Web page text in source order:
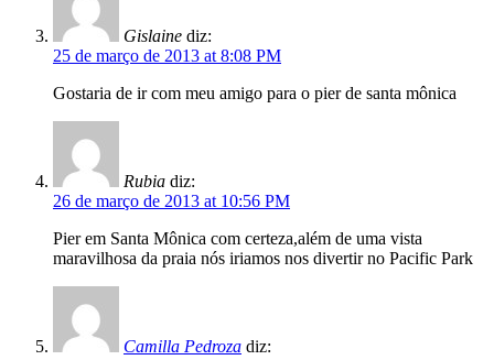
Gislaine diz:
25 de março de 2013 at 8:08 PM
Gostaria de ir com meu amigo para o pier de santa mônica
Rubia diz:
26 de março de 2013 at 10:56 PM
Pier em Santa Mônica com certeza,além de uma vista
maravilhosa da praia nós iriamos nos divertir no Pacific Park
Camilla Pedroza diz: